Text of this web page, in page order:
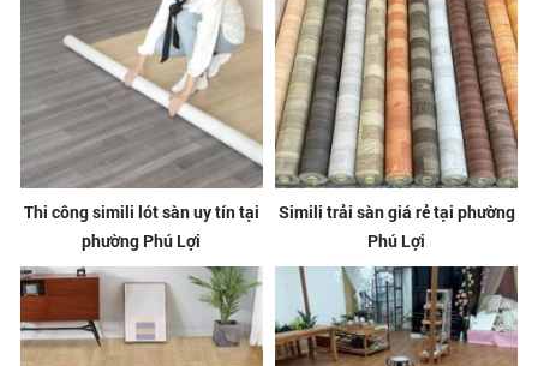
Thi công simili lót sàn uy tín tại
phường Phú Lợi
Simili trải sàn giá rẻ tại phường
Phú Lợi